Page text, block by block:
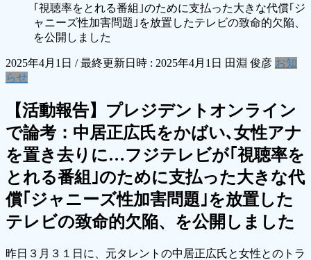
｢視聴率をとれる番組｣のために支払った大きな代償｢ジ
ャニーズ性加害問題｣を放置したテレビの致命的欠陥、
を公開しました
2025年4月1日 / 最終更新日時 : 2025年4月1日 田淵 俊彦 お知
らせ
【活動報告】プレジデントオンライン
で論考：中居正広氏をかばい､女性アナ
を置き去りに…フジテレビが｢視聴率を
とれる番組｣のために支払った大きな代
償｢ジャニーズ性加害問題｣を放置した
テレビの致命的欠陥、を公開しました
昨日３月３１日に、元タレントの中居正広氏と女性とのトラ